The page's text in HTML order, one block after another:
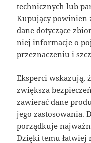
technicznych lub
Kupujący powinien
dane dotyczące
niej informacje o
przeznaczeniu i
Eksperci wskazują,
zwiększa
zawierać dane
jego zastosowania.
porządkuje
Dzięki temu łatwiej